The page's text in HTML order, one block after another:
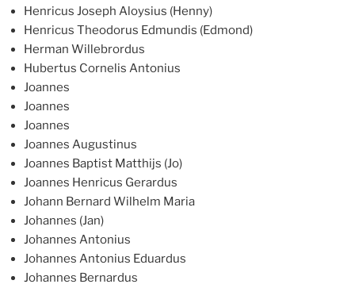
Henricus Joseph Aloysius (Henny)
Henricus Theodorus Edmundis (Edmond)
Herman Willebrordus
Hubertus Cornelis Antonius
Joannes
Joannes
Joannes
Joannes Augustinus
Joannes Baptist Matthijs (Jo)
Joannes Henricus Gerardus
Johann Bernard Wilhelm Maria
Johannes (Jan)
Johannes Antonius
Johannes Antonius Eduardus
Johannes Bernardus